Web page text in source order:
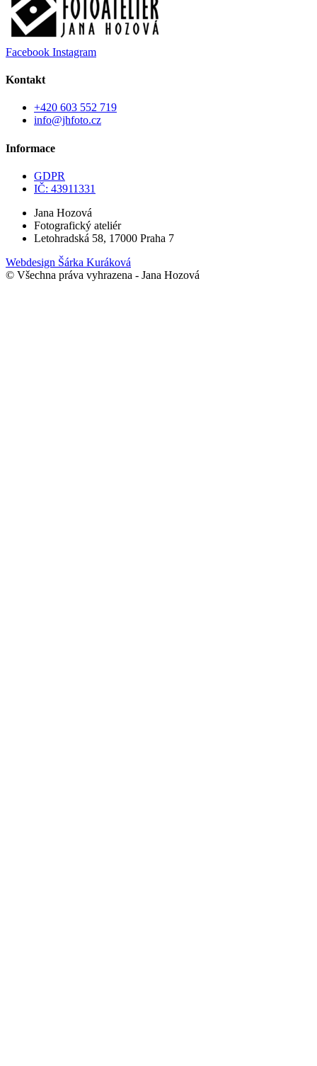
Facebook Instagram
Kontakt
+420 603 552 719
info@jhfoto.cz
Informace
GDPR
IČ: 43911331
Jana Hozová
Fotografický ateliér
Letohradská 58, 17000 Praha 7
Webdesign Šárka Kuráková
© Všechna práva vyhrazena - Jana Hozová